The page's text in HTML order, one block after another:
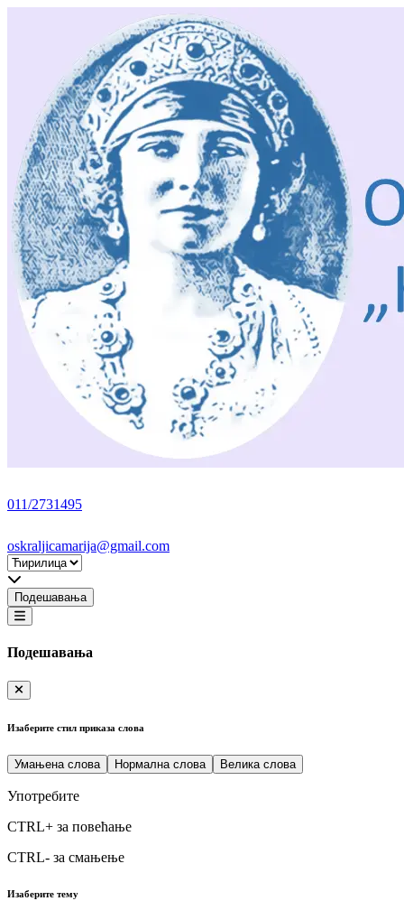
011/2731495
oskraljicamarija@gmail.com
Подешавања
Подешавања
Изаберите стил приказа слова
Умањена слова Нормална слова Велика слова
Употребите
CTRL+ за повећање
CTRL- за смањење
Изаберите тему